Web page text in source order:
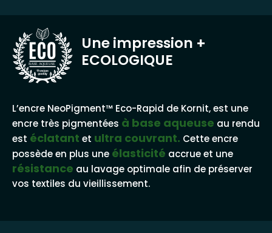
BASE AQUEUSE
Une impression +
ECOLOGIQUE
L’encre NeoPigment™ Eco-Rapid de Kornit, est une
encre très pigmentées à base aqueuse au rendu
est éclatant et ultra couvrant. Cette encre
possède en plus une élasticité accrue et une
résistance au lavage optimale afin de préserver
vos textiles du vieillissement.